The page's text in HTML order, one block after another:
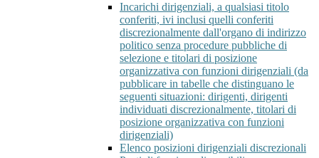
Incarichi dirigenziali, a qualsiasi titolo
conferiti, ivi inclusi quelli conferiti
discrezionalmente dall'organo di indirizzo
politico senza procedure pubbliche di
selezione e titolari di posizione
organizzativa con funzioni dirigenziali (da
pubblicare in tabelle che distinguano le
seguenti situazioni: dirigenti, dirigenti
individuati discrezionalmente, titolari di
posizione organizzativa con funzioni
dirigenziali)
Elenco posizioni dirigenziali discrezionali